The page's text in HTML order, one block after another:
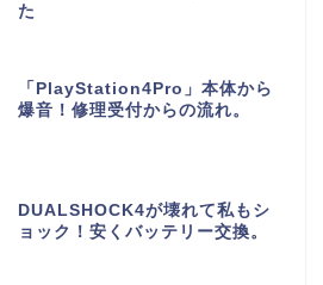
た
「PlayStation4Pro」本体から
爆音！修理受付からの流れ。
DUALSHOCK4が壊れて私もシ
ョック！安くバッテリー交換。